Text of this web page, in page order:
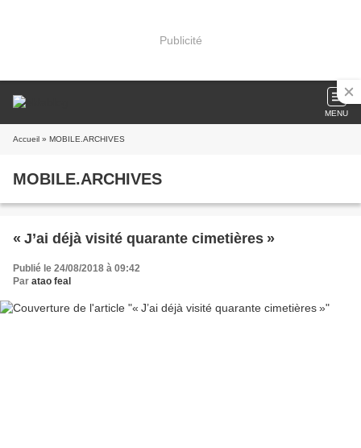
Publicité
MENU
Accueil » MOBILE.ARCHIVES
MOBILE.ARCHIVES
« J’ai déjà visité quarante cimetières »
Publié le 24/08/2018 à 09:42
Par atao feal